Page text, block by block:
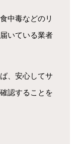
中毒などのリ
いている業者
、安心してサ
認することを